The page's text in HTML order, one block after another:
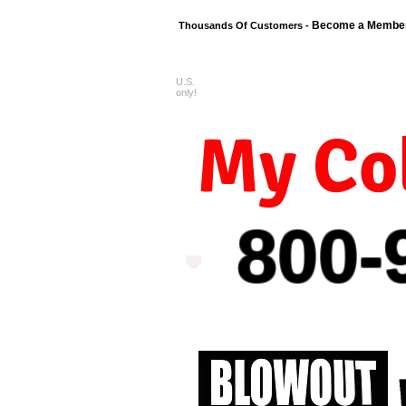
Thousands Of Customers - Become a
800-
My
U.S.
only!